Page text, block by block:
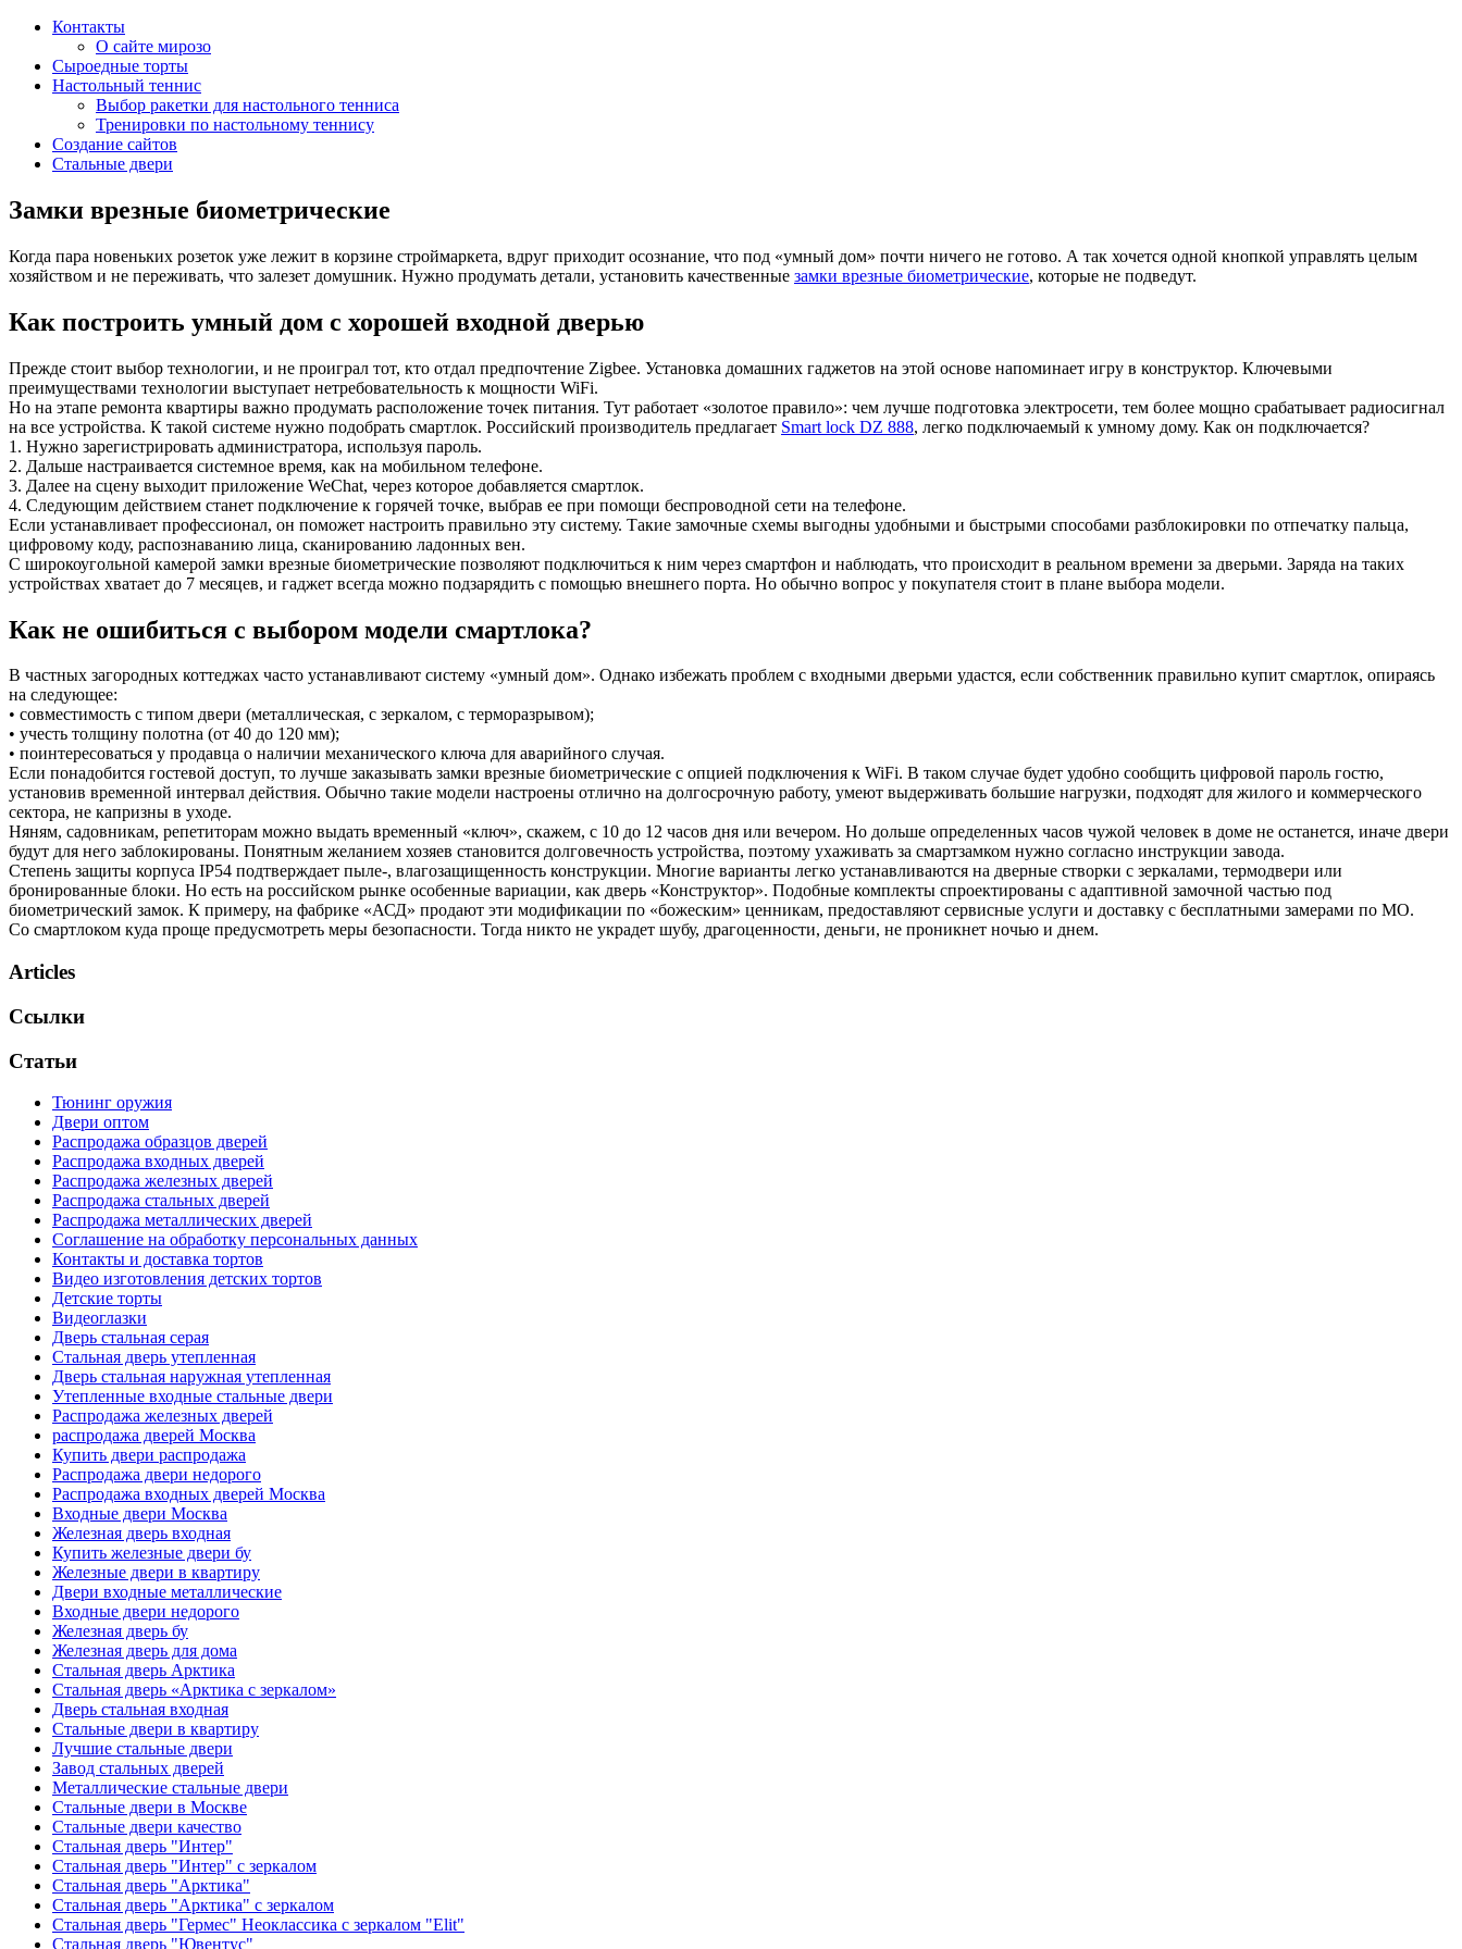
Контакты
О сайте мирозо
Сыроедные торты
Настольный теннис
Выбор ракетки для настольного тенниса
Тренировки по настольному теннису
Создание сайтов
Стальные двери
Замки врезные биометрические
Когда пара новеньких розеток уже лежит в корзине строймаркета, вдруг приходит осознание, что под «умный дом» почти ничего не готово. А так хочется одной кнопкой управлять целым
хозяйством и не переживать, что залезет домушник. Нужно продумать детали, установить качественные замки врезные биометрические, которые не подведут.
Как построить умный дом с хорошей входной дверью
Прежде стоит выбор технологии, и не проиграл тот, кто отдал предпочтение Zigbee. Установка домашних гаджетов на этой основе напоминает игру в конструктор. Ключевыми
преимуществами технологии выступает нетребовательность к мощности WiFi.
Но на этапе ремонта квартиры важно продумать расположение точек питания. Тут работает «золотое правило»: чем лучше подготовка электросети, тем более мощно срабатывает радиосигнал
на все устройства. К такой системе нужно подобрать смартлок. Российский производитель предлагает Smart lock DZ 888, легко подключаемый к умному дому. Как он подключается?
1. Нужно зарегистрировать администратора, используя пароль.
2. Дальше настраивается системное время, как на мобильном телефоне.
3. Далее на сцену выходит приложение WeChat, через которое добавляется смартлок.
4. Следующим действием станет подключение к горячей точке, выбрав ее при помощи беспроводной сети на телефоне.
Если устанавливает профессионал, он поможет настроить правильно эту систему. Такие замочные схемы выгодны удобными и быстрыми способами разблокировки по отпечатку пальца,
цифровому коду, распознаванию лица, сканированию ладонных вен.
С широкоугольной камерой замки врезные биометрические позволяют подключиться к ним через смартфон и наблюдать, что происходит в реальном времени за дверьми. Заряда на таких
устройствах хватает до 7 месяцев, и гаджет всегда можно подзарядить с помощью внешнего порта. Но обычно вопрос у покупателя стоит в плане выбора модели.
Как не ошибиться с выбором модели смартлока?
В частных загородных коттеджах часто устанавливают систему «умный дом». Однако избежать проблем с входными дверьми удастся, если собственник правильно купит смартлок, опираясь
на следующее:
• совместимость с типом двери (металлическая, с зеркалом, с терморазрывом);
• учесть толщину полотна (от 40 до 120 мм);
• поинтересоваться у продавца о наличии механического ключа для аварийного случая.
Если понадобится гостевой доступ, то лучше заказывать замки врезные биометрические с опцией подключения к WiFi. В таком случае будет удобно сообщить цифровой пароль гостю,
установив временной интервал действия. Обычно такие модели настроены отлично на долгосрочную работу, умеют выдерживать большие нагрузки, подходят для жилого и коммерческого
сектора, не капризны в уходе.
Няням, садовникам, репетиторам можно выдать временный «ключ», скажем, с 10 до 12 часов дня или вечером. Но дольше определенных часов чужой человек в доме не останется, иначе двери
будут для него заблокированы. Понятным желанием хозяев становится долговечность устройства, поэтому ухаживать за смартзамком нужно согласно инструкции завода.
Степень защиты корпуса IP54 подтверждает пыле-, влагозащищенность конструкции. Многие варианты легко устанавливаются на дверные створки с зеркалами, термодвери или
бронированные блоки. Но есть на российском рынке особенные вариации, как дверь «Конструктор». Подобные комплекты спроектированы с адаптивной замочной частью под
биометрический замок. К примеру, на фабрике «АСД» продают эти модификации по «божеским» ценникам, предоставляют сервисные услуги и доставку с бесплатными замерами по МО.
Со смартлоком куда проще предусмотреть меры безопасности. Тогда никто не украдет шубу, драгоценности, деньги, не проникнет ночью и днем.
Articles
Ссылки
Статьи
Тюнинг оружия
Двери оптом
Распродажа образцов дверей
Распродажа входных дверей
Распродажа железных дверей
Распродажа стальных дверей
Распродажа металлических дверей
Соглашение на обработку персональных данных
Контакты и доставка тортов
Видео изготовления детских тортов
Детские торты
Видеоглазки
Дверь стальная серая
Стальная дверь утепленная
Дверь стальная наружная утепленная
Утепленные входные стальные двери
Распродажа железных дверей
распродажа дверей Москва
Купить двери распродажа
Распродажа двери недорого
Распродажа входных дверей Москва
Входные двери Москва
Железная дверь входная
Купить железные двери бу
Железные двери в квартиру
Двери входные металлические
Входные двери недорого
Железная дверь бу
Железная дверь для дома
Стальная дверь Арктика
Стальная дверь «Арктика с зеркалом»
Дверь стальная входная
Стальные двери в квартиру
Лучшие стальные двери
Завод стальных дверей
Металлические стальные двери
Стальные двери в Москве
Стальные двери качество
Стальная дверь "Интер"
Стальная дверь "Интер" с зеркалом
Стальная дверь "Арктика"
Стальная дверь "Арктика" с зеркалом
Стальная дверь "Гермес" Неоклассика с зеркалом "Elit"
Стальная дверь "Ювентус"